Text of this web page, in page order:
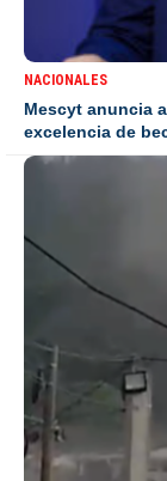
NACIONALES
Mescyt anuncia
excelencia de